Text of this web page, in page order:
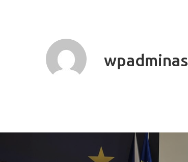
wpadminas